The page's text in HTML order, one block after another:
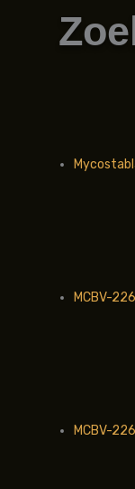
MCBV-
MCBV-